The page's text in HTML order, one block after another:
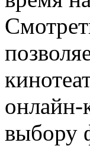
онлайн-
выбору